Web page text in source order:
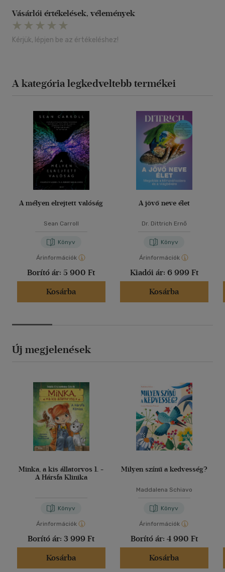
Vásárlói értékelések, vélemények
Kérjük, lépjen be az értékeléshez!
A kategória legkedveltebb termékei
A mélyen elrejtett valóság
Sean Carroll
Könyv
Árinformációk
Borító ár: 5 900 Ft
Kosárba
A jövő neve élet
Dr. Dittrich Ernő
Könyv
Árinformációk
Kiadói ár: 6 999 Ft
Kosárba
Új megjelenések
Minka, a kis állatorvos 1. -
A Hársfa Klinika
Könyv
Árinformációk
Borító ár: 3 999 Ft
Kosárba
Milyen színű a kedvesség?
Maddalena Schiavo
Könyv
Árinformációk
Borító ár: 4 990 Ft
Kosárba